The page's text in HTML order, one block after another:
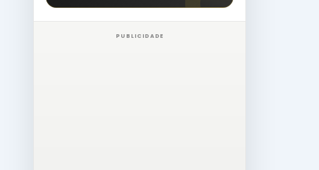
PUBLICIDADE